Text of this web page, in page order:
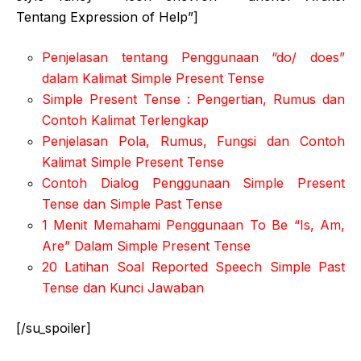
Tentang Expression of Help”]
Penjelasan tentang Penggunaan “do/ does”
dalam Kalimat Simple Present Tense
Simple Present Tense : Pengertian, Rumus dan
Contoh Kalimat Terlengkap
Penjelasan Pola, Rumus, Fungsi dan Contoh
Kalimat Simple Present Tense
Contoh Dialog Penggunaan Simple Present
Tense dan Simple Past Tense
1 Menit Memahami Penggunaan To Be “Is, Am,
Are” Dalam Simple Present Tense
20 Latihan Soal Reported Speech Simple Past
Tense dan Kunci Jawaban
[/su_spoiler]